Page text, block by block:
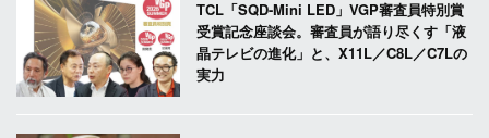
TCL「SQD-Mini LED」VGP審査員特別賞
受賞記念座談会。審査員が語り尽くす「液
晶テレビの進化」と、X11L／C8L／C7Lの
実力